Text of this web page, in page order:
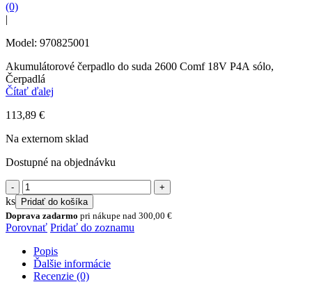
(0)
|
Model: 970825001
Akumulátorové čerpadlo do suda 2600 Comf 18V P4A sólo,
Čerpadlá
Čítať ďalej
113,89 €
Na externom sklad
Dostupné na objednávku
množstvo
Akumulátorové
čerpadlo
ponorné
tlakové
(sud)
2600
Comfort
ks
Pridať do košíka
Doprava zadarmo pri nákupe nad 300,00 €
Porovnať Pridať do zoznamu
Popis
Ďalšie informácie
Recenzie (0)